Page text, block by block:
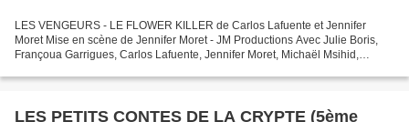
LES VENGEURS - LE FLOWER KILLER de Carlos Lafuente et Jennifer
Moret Mise en scène de Jennifer Moret - JM Productions Avec Julie Boris,
Françoua Garrigues, Carlos Lafuente, Jennifer Moret, Michaël Msihid,
LES PETITS CONTES DE LA CRYPTE (5ème